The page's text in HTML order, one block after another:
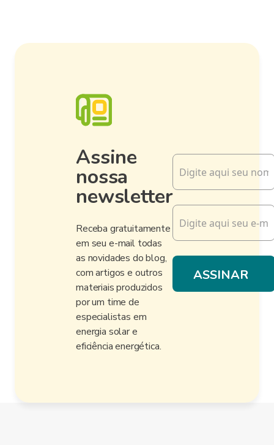
Assine
nossa
newsletter
Receba gratuitamente
em seu e-mail todas
as novidades do blog,
com artigos e outros
materiais produzidos
por um time de
especialistas em
energia solar e
eficiência energética.